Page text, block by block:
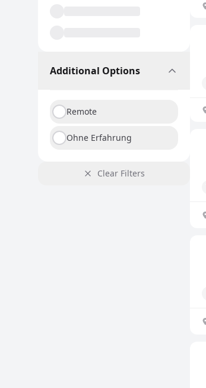
Additional Options
Remote
Ohne Erfahrung
Clear Filters